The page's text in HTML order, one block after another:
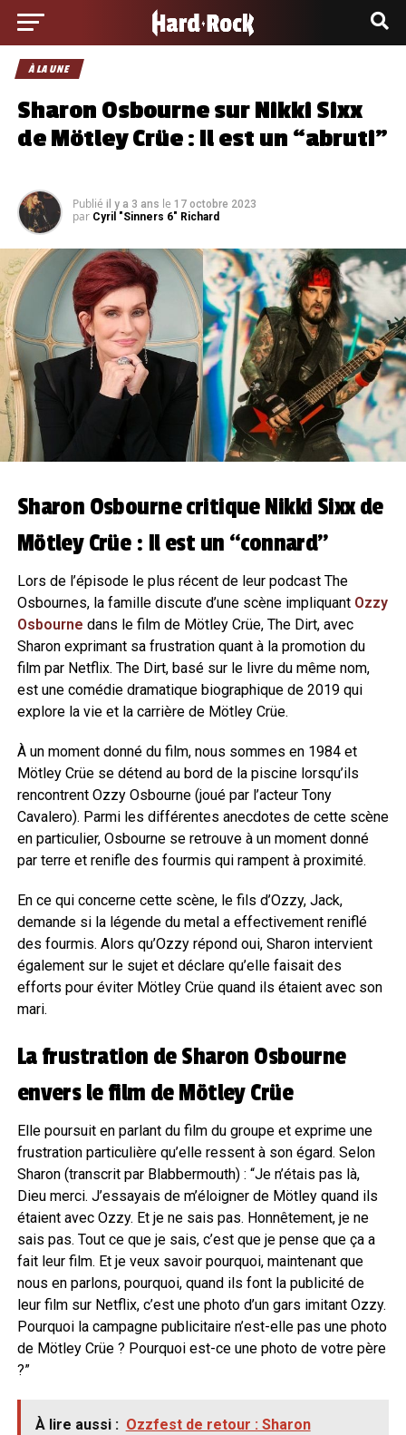
À LA UNE
Sharon Osbourne sur Nikki Sixx
de Mötley Crüe : Il est un “abruti”
Publié il y a 3 ans le 17 octobre 2023
par Cyril "Sinners 6" Richard
Sharon Osbourne critique Nikki Sixx de
Mötley Crüe : Il est un “connard”
Lors de l’épisode le plus récent de leur podcast The
Osbournes, la famille discute d’une scène impliquant Ozzy
Osbourne dans le film de Mötley Crüe, The Dirt, avec
Sharon exprimant sa frustration quant à la promotion du
film par Netflix. The Dirt, basé sur le livre du même nom,
est une comédie dramatique biographique de 2019 qui
explore la vie et la carrière de Mötley Crüe.
À un moment donné du film, nous sommes en 1984 et
Mötley Crüe se détend au bord de la piscine lorsqu’ils
rencontrent Ozzy Osbourne (joué par l’acteur Tony
Cavalero). Parmi les différentes anecdotes de cette scène
en particulier, Osbourne se retrouve à un moment donné
par terre et renifle des fourmis qui rampent à proximité.
En ce qui concerne cette scène, le fils d’Ozzy, Jack,
demande si la légende du metal a effectivement reniflé
des fourmis. Alors qu’Ozzy répond oui, Sharon intervient
également sur le sujet et déclare qu’elle faisait des
efforts pour éviter Mötley Crüe quand ils étaient avec son
mari.
La frustration de Sharon Osbourne
envers le film de Mötley Crüe
Elle poursuit en parlant du film du groupe et exprime une
frustration particulière qu’elle ressent à son égard. Selon
Sharon (transcrit par Blabbermouth) : “Je n’étais pas là,
Dieu merci. J’essayais de m’éloigner de Mötley quand ils
étaient avec Ozzy. Et je ne sais pas. Honnêtement, je ne
sais pas. Tout ce que je sais, c’est que je pense que ça a
fait leur film. Et je veux savoir pourquoi, maintenant que
nous en parlons, pourquoi, quand ils font la publicité de
leur film sur Netflix, c’est une photo d’un gars imitant Ozzy.
Pourquoi la campagne publicitaire n’est-elle pas une photo
de Mötley Crüe ? Pourquoi est-ce une photo de votre père
?”
À lire aussi : Ozzfest de retour : Sharon